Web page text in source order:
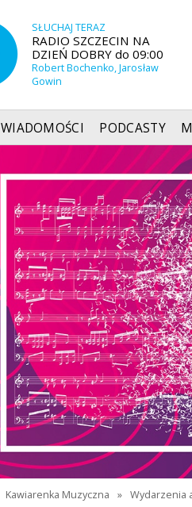
SŁUCHAJ TERAZ
RADIO SZCZECIN NA
DZIEŃ DOBRY do 09:00
Robert Bochenko, Jarosław
Gowin
WIADOMOŚCI PODCASTY
Kawiarenka Muzyczna » Wydarzenia